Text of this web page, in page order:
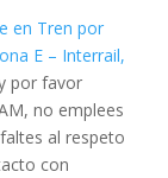
en Tren por
E – Interrail,
por favor
no emplees
al respeto
con